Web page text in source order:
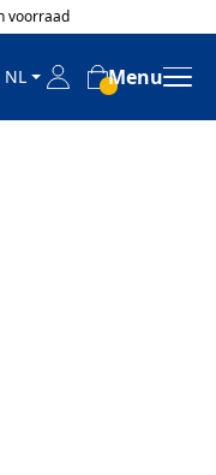
voorraad
NL Menu